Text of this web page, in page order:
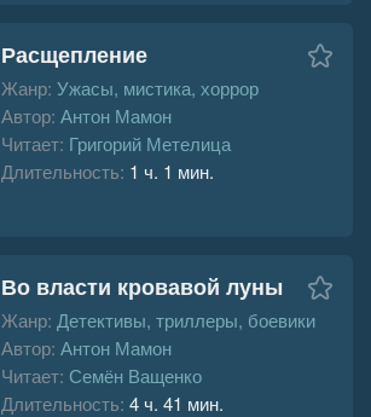
Расщепление
Жанр: Ужасы, мистика, хоррор
Автор: Антон Мамон
Читает: Григорий Метелица
Длительность: 1 ч. 1 мин.
Во власти кровавой луны
Жанр: Детективы, триллеры, боевики
Автор: Антон Мамон
Читает: Семён Ващенко
Длительность: 4 ч. 41 мин.